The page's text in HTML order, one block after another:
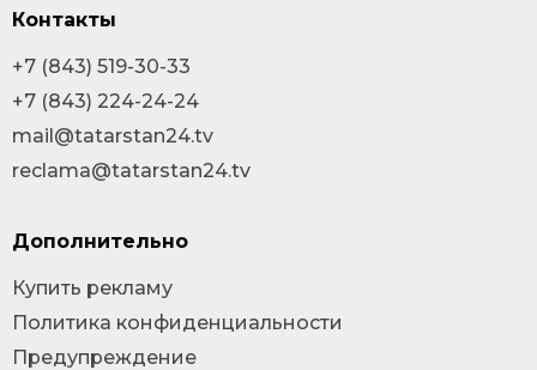
Контакты
+7 (843) 519-30-33
+7 (843) 224-24-24
mail@tatarstan24.tv
reclama@tatarstan24.tv
Дополнительно
Купить рекламу
Политика конфиденциальности
Предупреждение